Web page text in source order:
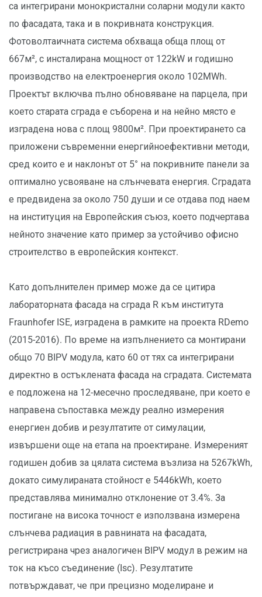
са интегрирани монокристални соларни модули както
по фасадата, така и в покривната конструкция.
Фотоволтаичната система обхваща обща площ от
667м², с инсталирана мощност от 122kW и годишно
производство на електроенергия около 102MWh.
Проектът включва пълно обновяване на парцела, при
което старата сграда е съборена и на нейно място е
изградена нова с площ 9800м². При проектирането са
приложени съвременни енергийноефективни методи,
сред които е и наклонът от 5° на покривните панели за
оптимално усвояване на слънчевата енергия. Сградата
е предвидена за около 750 души и се отдава под наем
на институция на Европейския съюз, което подчертава
нейното значение като пример за устойчиво офисно
строителство в европейския контекст.
Като допълнителен пример може да се цитира
лабораторната фасада на сграда R към института
Fraunhofer ISE, изградена в рамките на проекта RDemo
(2015-2016). По време на изпълнението са монтирани
общо 70 BIPV модула, като 60 от тях са интегрирани
директно в остъклената фасада на сградата. Системата
е подложена на 12-месечно проследяване, при което е
направена съпоставка между реално измерения
енергиен добив и резултатите от симулации,
извършени още на етапа на проектиране. Измереният
годишен добив за цялата система възлиза на 5267kWh,
докато симулираната стойност е 5446kWh, което
представлява минимално отклонение от 3.4%. За
постигане на висока точност е използвана измерена
слънчева радиация в равнината на фасадата,
регистрирана чрез аналогичен BIPV модул в режим на
ток на късо съединение (Isc). Резултатите
потвърждават, че при прецизно моделиране и